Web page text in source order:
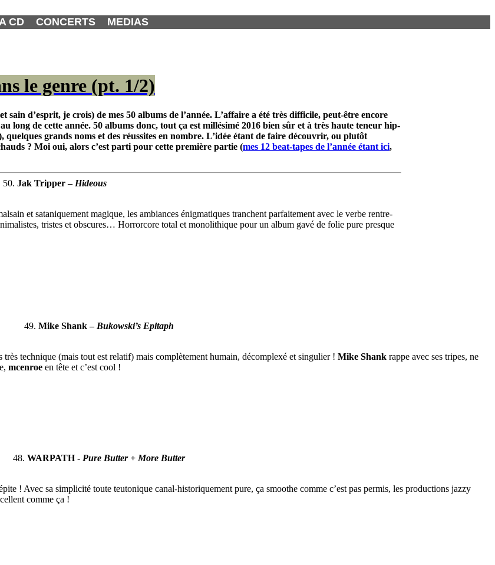
CD CONCERTS MEDIAS
le genre (pt. 1/2)
d’esprit, je crois) de mes 50 albums de l’année. L’affaire a été très difficile, peut-être encore
long de cette année. 50 albums donc, tout ça est millésimé 2016 bien sûr et à très haute teneur hip-
quelques grands noms et des réussites en nombre. L’idée étant de faire découvrir, ou plutôt
? Moi oui, alors c’est parti pour cette première partie (mes 12 beat-tapes de l’année étant ici,
50. Jak Tripper – Hideous
et sataniquement magique, les ambiances énigmatiques tranchent parfaitement avec le verbe rentre-
tristes et obscures… Horrorcore total et monolithique pour un album gavé de folie pure presque
49. Mike Shank – Bukowski’s Epitaph
très technique (mais tout est relatif) mais complètement humain, décomplexé et singulier ! Mike Shank rappe avec ses tripes, ne
mcenroe en tête et c’est cool !
48. WARPATH - Pure Butter + More Butter
! Avec sa simplicité toute teutonique canal-historiquement pure, ça smoothe comme c’est pas permis, les productions jazzy
comme ça !